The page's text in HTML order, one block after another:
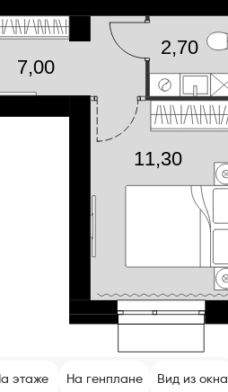
этаже На генплане Вид из окна